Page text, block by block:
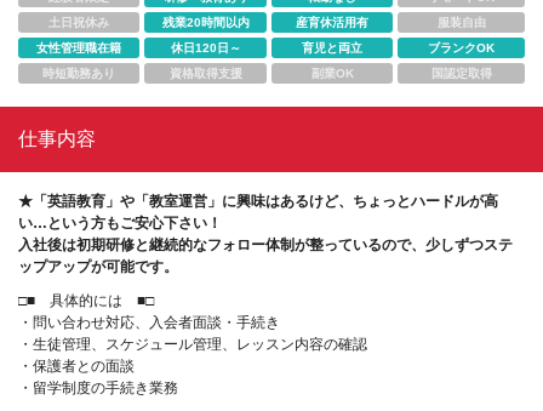
土日祝休み
残業20時間以内 産育休活用有
服装自由
女性管理職在籍
休日120日～ 育児と両立
ブランクOK
時短勤務あり
資格取得支援 副業OK 国認定取得
仕事内容
★「英語教育」や「教室運営」に興味はあるけど、ちょっとハードルが高
い…という方もご安心下さい！
入社後は初期研修と継続的なフォロー体制が整っているので、少しずつステ
ップアップが可能です。
□■ 具体的には ■□
・問い合わせ対応、入会者面談・手続き
・生徒管理、スケジュール管理、レッスン内容の確認
・保護者との面談
・留学制度の手続き業務